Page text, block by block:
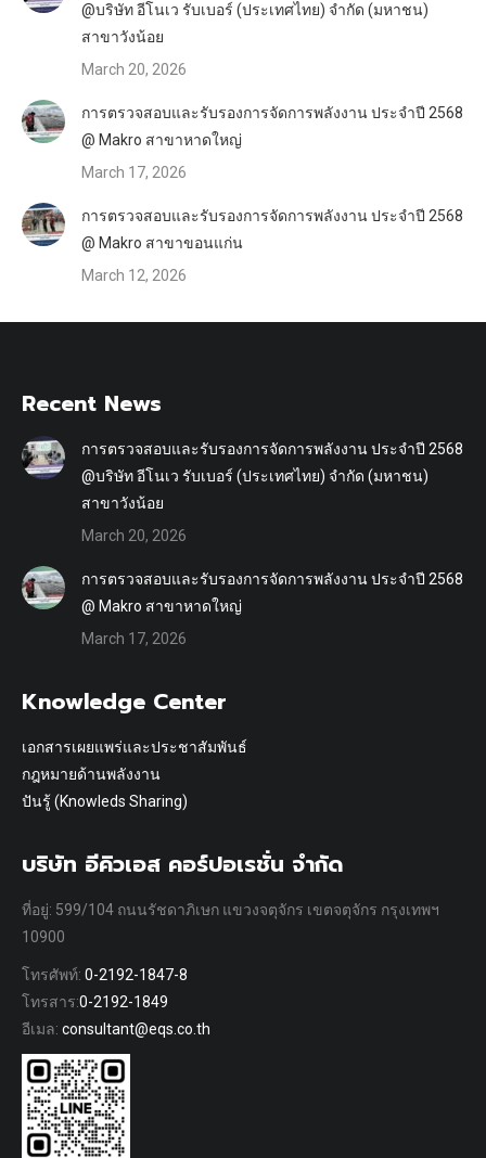
@บริษัท อีโนเว รับเบอร์ (ประเทศไทย) จำกัด (มหาชน)
สาขาวังน้อย
March 20, 2026
การตรวจสอบและรับรองการจัดการพลังงาน ประจำปี 2568
@ Makro สาขาหาดใหญ่
March 17, 2026
การตรวจสอบและรับรองการจัดการพลังงาน ประจำปี 2568
@ Makro สาขาขอนแก่น
March 12, 2026
Recent News
การตรวจสอบและรับรองการจัดการพลังงาน ประจำปี 2568
@บริษัท อีโนเว รับเบอร์ (ประเทศไทย) จำกัด (มหาชน)
สาขาวังน้อย
March 20, 2026
การตรวจสอบและรับรองการจัดการพลังงาน ประจำปี 2568
@ Makro สาขาหาดใหญ่
March 17, 2026
Knowledge Center
เอกสารเผยแพร่และประชาสัมพันธ์
กฎหมายด้านพลังงาน
ปันรู้ (Knowleds Sharing)
บริษัท อีคิวเอส คอร์ปอเรชั่น จำกัด
ที่อยู่: 599/104 ถนนรัชดาภิเษก แขวงจตุจักร เขตจตุจักร กรุงเทพฯ
10900
โทรศัพท์: 0-2192-1847-8
โทรสาร:0-2192-1849
อีเมล: consultant@eqs.co.th